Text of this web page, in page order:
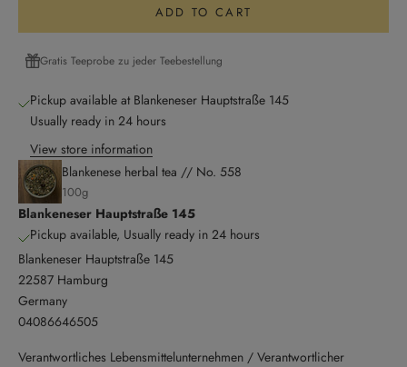
ADD TO CART
Gratis Teeprobe zu jeder Teebestellung
Pickup available at Blankeneser Hauptstraße 145
Usually ready in 24 hours
View store information
Blankenese herbal tea // No. 558
100g
Blankeneser Hauptstraße 145
Pickup available, Usually ready in 24 hours
Blankeneser Hauptstraße 145
22587 Hamburg
Germany
04086646505
Verantwortliches Lebensmittelunternehmen / Verantwortlicher